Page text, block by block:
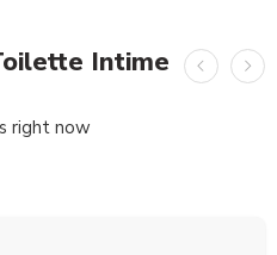
Intime
right now